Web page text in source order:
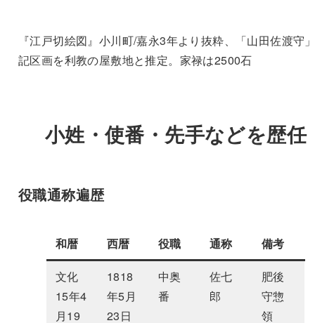
『江戸切絵図』小川町/嘉永3年より抜粋、「山田佐渡守
記区画を利教の屋敷地と推定。家禄は2500石
小姓・使番・先手などを歴任
役職通称遍歴
和暦 西暦 役職 通称 備考
文化
15年4
月19
1818
年5月
23日
中奥
番
佐七
郎
肥後
守惣
領